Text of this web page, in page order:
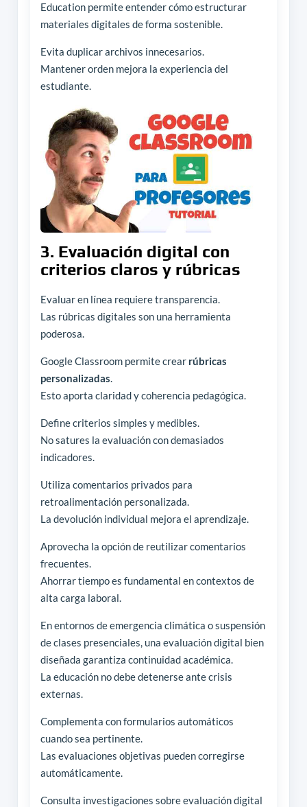
Education permite entender cómo estructurar
materiales digitales de forma sostenible.
Evita duplicar archivos innecesarios.
Mantener orden mejora la experiencia del
estudiante.
3. Evaluación digital con
criterios claros y rúbricas
Evaluar en línea requiere transparencia.
Las rúbricas digitales son una herramienta
poderosa.
Google Classroom permite crear rúbricas
personalizadas.
Esto aporta claridad y coherencia pedagógica.
Define criterios simples y medibles.
No satures la evaluación con demasiados
indicadores.
Utiliza comentarios privados para
retroalimentación personalizada.
La devolución individual mejora el aprendizaje.
Aprovecha la opción de reutilizar comentarios
frecuentes.
Ahorrar tiempo es fundamental en contextos de
alta carga laboral.
En entornos de emergencia climática o suspensión
de clases presenciales, una evaluación digital bien
diseñada garantiza continuidad académica.
La educación no debe detenerse ante crisis
externas.
Complementa con formularios automáticos
cuando sea pertinente.
Las evaluaciones objetivas pueden corregirse
automáticamente.
Consulta investigaciones sobre evaluación digital